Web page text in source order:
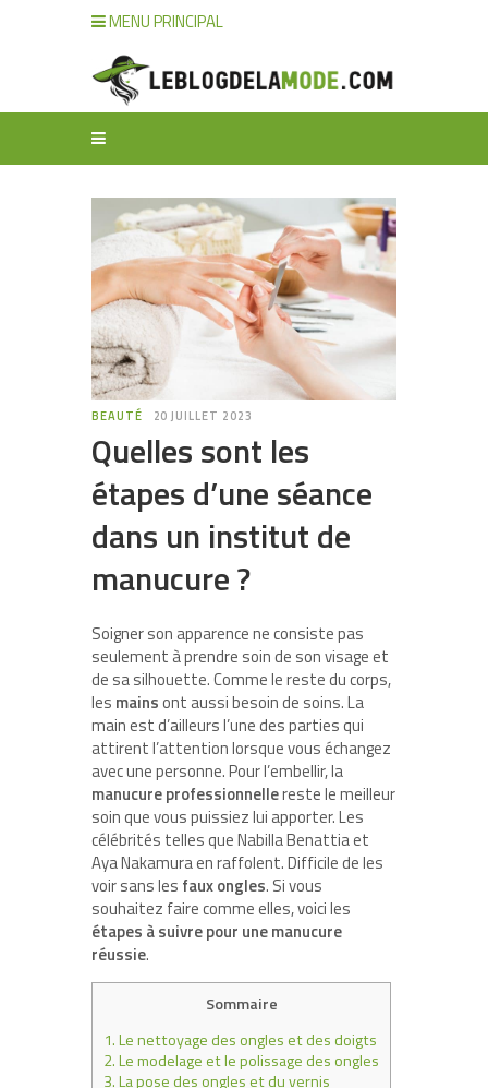
MENU PRINCIPAL
BEAUTÉ 20 JUILLET 2023
Quelles sont les
étapes d’une séance
dans un institut de
manucure ?
Soigner son apparence ne consiste pas
seulement à prendre soin de son visage et
de sa silhouette. Comme le reste du corps,
les mainsont aussi besoin de soins. La
main est d’ailleurs l’une des parties qui
attirent l’attention lorsque vous échangez
avec une personne. Pour l’embellir, la
manucure professionnellereste le meilleur
soin que vous puissiez lui apporter. Les
célébrités telles que Nabilla Benattia et
Aya Nakamura en raffolent. Difficile de les
voir sans les faux ongles. Si vous
souhaitez faire comme elles, voici les
étapes à suivre pour une manucure
réussie.
Sommaire
1.Le nettoyage des ongles et des doigts
2.Le modelage et le polissage des ongles
3.La pose des ongles et du vernis